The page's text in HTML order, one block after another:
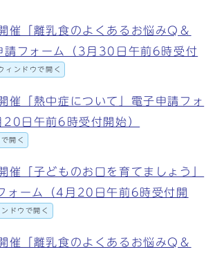
催「離乳食のよくあるお悩みQ＆
請フォーム（3月30日午前6時受付
ィンドウで開く
催「熱中症について」電子申請フォ
20日午前6時受付開始）
開く
催「子どものお口を育てましょう」
ォーム（4月20日午前6時受付開
ドウで開く
催「離乳食のよくあるお悩みQ＆